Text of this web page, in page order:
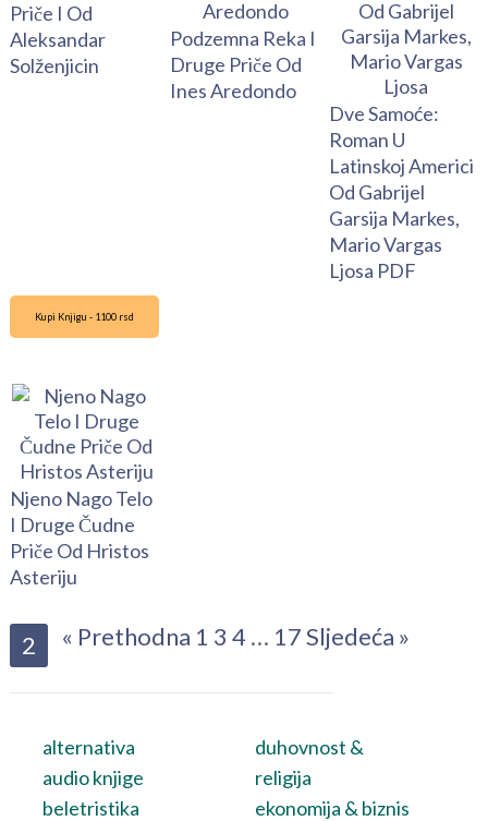
Priče I Od
Aleksandar
Solženjicin
Podzemna Reka I
Druge Priče Od
Ines Aredondo
Dve Samoće:
Roman U
Latinskoj Americi
Od Gabrijel
Garsija Markes,
Mario Vargas
Ljosa PDF
Kupi Knjigu - 1100 rsd
Njeno Nago Telo
I Druge Čudne
Priče Od Hristos
Asteriju
« Prethodna 1
2 3 4 … 17Sljedeća »
alternativa
audio knjige
beletristika
duhovnost &
religija
ekonomija & biznis